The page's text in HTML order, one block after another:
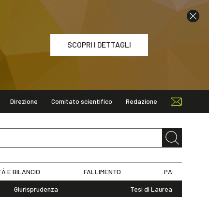
SCOPRI I DETTAGLI
Direzione Comitato scientifico Redazione
E BILANCIO FALLIMENTO PA
Giurisprudenza Tesi di Laurea